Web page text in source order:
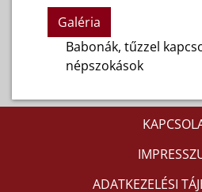
Galéria
Babonák, tűzzel
népszokások
ADATKEZELÉSI